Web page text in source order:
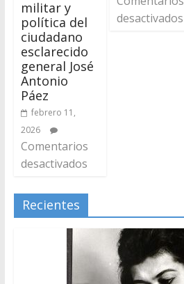
militar y
política del
ciudadano
esclarecido
general José
Antonio
Páez
febrero 11,
2026
Comentarios
desactivados
desactivados
Recientes